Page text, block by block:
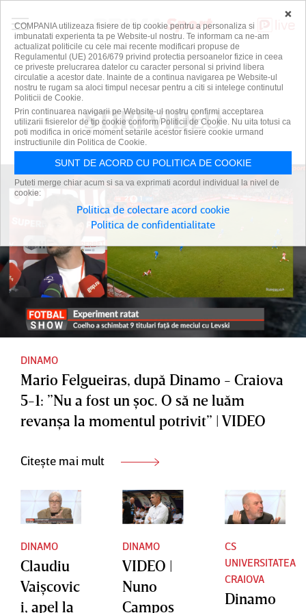
ȘTIRI VIDEO
DINAMO
Mario Felgueiras, după Dinamo - Craiova
5-1: ”Nu a fost un şoc. O să ne luăm
revanşa la momentul potrivit” | VIDEO
Citește mai mult
DINAMO
Claudiu
Vaişcovic
i, apel la
DINAMO
VIDEO |
Nuno
Campos
CS
UNIVERSITATEA
CRAIOVA
Dinamo
×
COMPANIA utilizeaza fisiere de tip cookie pentru a personaliza si
imbunatati experienta ta pe Website-ul nostru. Te informam ca ne-am
actualizat politicile cu cele mai recente modificari propuse de
Regulamentul (UE) 2016/679 privind protectia persoanelor fizice in ceea
ce priveste prelucrarea datelor cu caracter personal si privind libera
circulatie a acestor date. Inainte de a continua navigarea pe Website-ul
nostru te rugam sa aloci timpul necesar pentru a citi si intelege continutul
Politicii de Cookie.
Prin continuarea navigarii pe Website-ul nostru confirmi acceptarea
utilizarii fisierelor de tip cookie conform Politicii de Cookie. Nu uita totusi ca
poti modifica in orice moment setarile acestor fisiere cookie urmand
instructiunile din Politica de Cookie.
SUNT DE ACORD CU POLITICA DE COOKIE
Puteti merge chiar acum si sa va exprimati acordul individual la nivel de
cookie:
Politica de colectare acord cookie
Politica de confidentialitate